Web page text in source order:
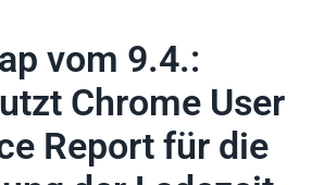
vom 9.4.:
Chrome User
Report für die